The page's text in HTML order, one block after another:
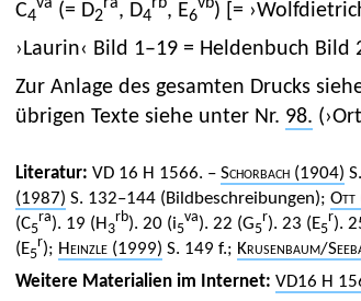
C4
va (= D2
ra, D4
rb, E6
vb) [=
›Laurin‹ Bild 1–19 = Heldenbuch Bild
Zur Anlage des gesamten Drucks
übrigen Texte siehe unter Nr. 98.
Literatur: VD 16 H 1566. – Schorbach(1904)
(1987) S. 132–144 (Bildbeschreibungen); Ott
(C5
ra). 19 (H 3
rb). 20 (i5
va). 22 (G5
r). 23 (E5
r).
(E5
r); Heinzle(1999) S. 149 f.; Krusenbaum/
Weitere Materialien im Internet: VD16 H